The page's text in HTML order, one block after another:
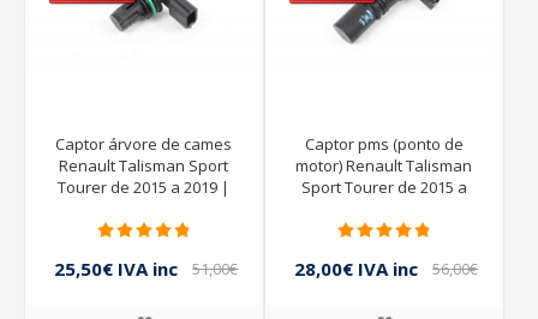
Captor árvore de cames
Renault Talisman Sport
Tourer de 2015 a 2019 |
25,50€ IVA inc
51,00€
Captor pms (ponto de
motor) Renault Talisman
Sport Tourer de 2015 a
28,00€ IVA inc
56,00€